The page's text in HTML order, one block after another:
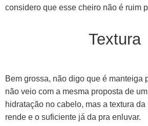
considero que esse cheiro não é ruim
Textura
Bem grossa, não digo que é manteiga
não veio com a mesma proposta de
hidratação no cabelo, mas a textura da
rende e o suficiente já da pra enluvar.